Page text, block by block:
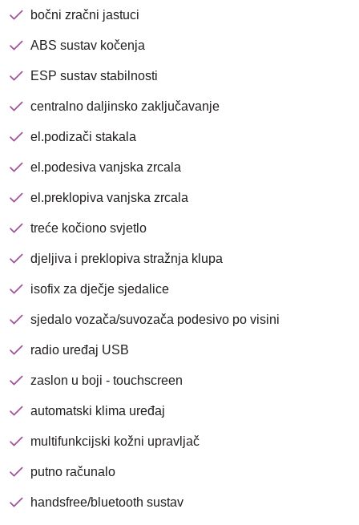
bočni zračni jastuci
ABS sustav kočenja
ESP sustav stabilnosti
centralno daljinsko zaključavanje
el.podizači stakala
el.podesiva vanjska zrcala
el.preklopiva vanjska zrcala
treće kočiono svjetlo
djeljiva i preklopiva stražnja klupa
isofix za dječje sjedalice
sjedalo vozača/suvozača podesivo po visini
radio uređaj USB
zaslon u boji - touchscreen
automatski klima uređaj
multifunkcijski kožni upravljač
putno računalo
handsfree/bluetooth sustav
Nova lokacija - Slavonska
avenija 102, Resnik
Brza pretraga Napredna pretraga